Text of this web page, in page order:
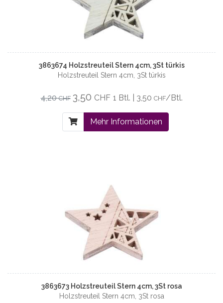
3863674 Holzstreuteil Stern 4cm, 3St türkis
Holzstreuteil Stern 4cm, 3St türkis
4,20CHF 3,50 CHF 1 Btl. | 3,50 CHF/Btl.
Mehr Informationen
3863673 Holzstreuteil Stern 4cm, 3St rosa
Holzstreuteil Stern 4cm, 3St rosa